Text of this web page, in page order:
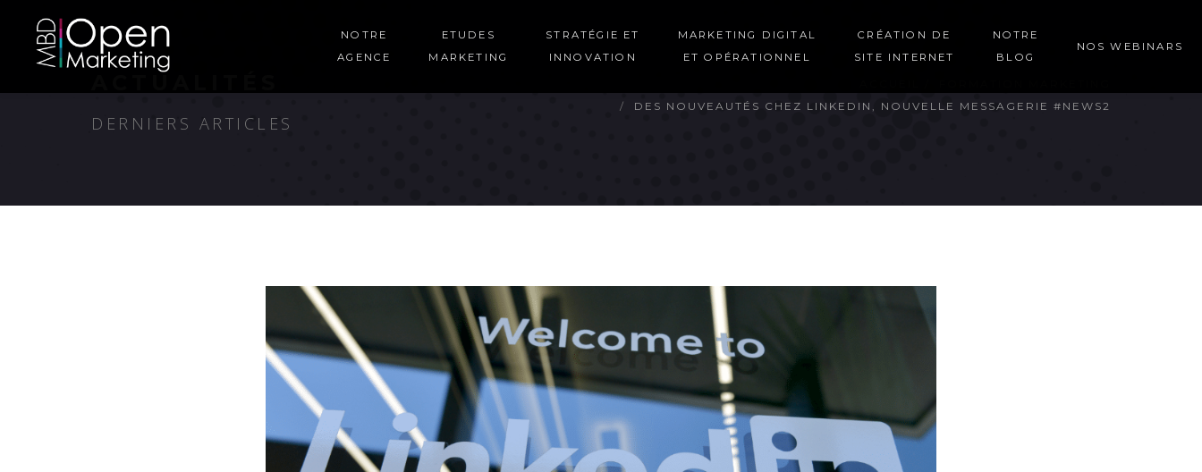
NOTRE
AGENCE
ETUDES
MARKETING
STRATÉGIE ET
INNOVATION
MARKETING DIGITAL
ET OPÉRATIONNEL
CRÉATION DE
SITE INTERNET
NOTRE
BLOG
NOS WEBINARS
DERNIERS ARTICLES
DES NOUVEAUTÉS CHEZ LINKEDIN, NOUVELLE MESSAGERIE #NEWS2